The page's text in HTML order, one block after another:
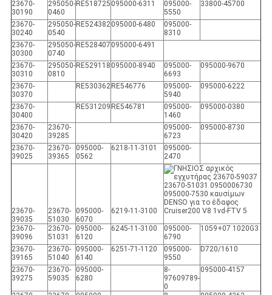
23670-
30190
295050-
0460
RE518725 095000-6311
095000-
5550
33800-45700
23670-
30240
295050-
0540
RE524382095000-6480
095000-
8310
23670-
30300
295050-
0740
RE528407 095000-6491
23670-
30310
295050-
0810
RE529118 095000-8940
095000-
6693
095000-9670
23670-
30370
RE530362 RE546776
095000-
5940
095000-6222
23670-
30400
RE531209 RE546781
095000-
1460
095000-0380
23670-
30420
23670-
39285
095000-
6723
095000-8730
23670-
39025
23670-
39365
095000-
0562
6218-11-3101
095000-
2470
23670-
39035
23670-
51030
095000-
6070
6219-11-3100
23670-
39096
23670-
51031
095000-
6120
6245-11-3100
095000-
6790
1059+07 1020G3
23670-
39165
23670-
51040
095000-
6140
6251-71-1120
095000-
9550
D720/1610
23670-
39275
23670-
59035
095000-
6280
8-
97609789-
0
095000-4157